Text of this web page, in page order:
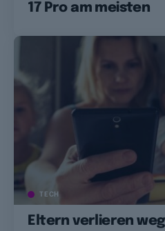
17 Pro am meisten
TECH
Eltern verlieren